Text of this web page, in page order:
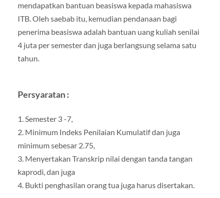
mendapatkan bantuan beasiswa kepada mahasiswa
ITB. Oleh saebab itu, kemudian pendanaan bagi
penerima beasiswa adalah bantuan uang kuliah senilai
4 juta per semester dan juga berlangsung selama satu
tahun.
Persyaratan :
1. Semester 3 -7,
2. Minimum Indeks Penilaian Kumulatif dan juga
minimum sebesar 2.75,
3. Menyertakan Transkrip nilai dengan tanda tangan
kaprodi, dan juga
4. Bukti penghasilan orang tua juga harus disertakan.